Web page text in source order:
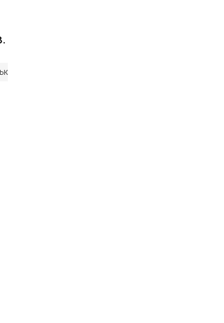
і Донецької області